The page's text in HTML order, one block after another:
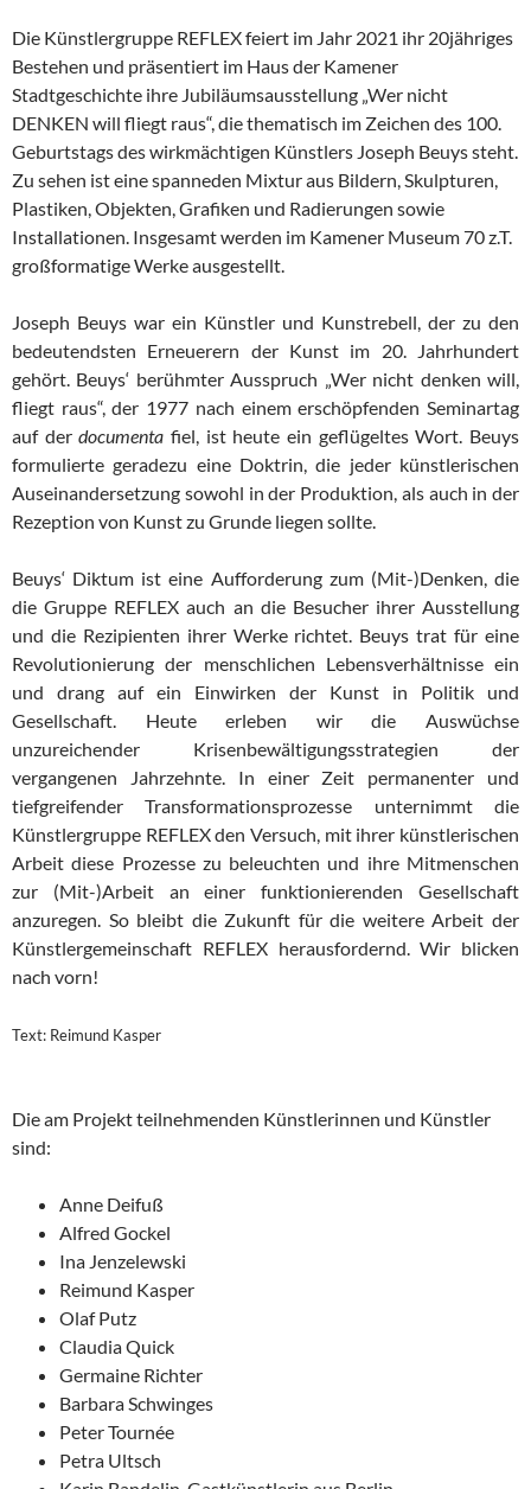
Die Künstlergruppe REFLEX feiert im Jahr 2021 ihr 20jähriges
Bestehen und präsentiert im Haus der Kamener
Stadtgeschichte ihre Jubiläumsausstellung „Wer nicht
DENKEN will fliegt raus“, die thematisch im Zeichen des 100.
Geburtstags des wirkmächtigen Künstlers Joseph Beuys steht.
Zu sehen ist eine spanneden Mixtur aus Bildern, Skulpturen,
Plastiken, Objekten, Grafiken und Radierungen sowie
Installationen. Insgesamt werden im Kamener Museum 70 z.T.
großformatige Werke ausgestellt.
Joseph Beuys war ein Künstler und Kunstrebell, der zu den
bedeutendsten Erneuerern der Kunst im 20. Jahrhundert
gehört. Beuys‘ berühmter Ausspruch „Wer nicht denken will,
fliegt raus“, der 1977 nach einem erschöpfenden Seminartag
auf derdocumenta fiel, ist heute ein geflügeltes Wort. Beuys
formulierte geradezu eine Doktrin, die jeder künstlerischen
Auseinandersetzung sowohl in der Produktion, als auch in der
Rezeption von Kunst zu Grunde liegen sollte.
Beuys‘ Diktum ist eine Aufforderung zum (Mit-)Denken, die
die Gruppe REFLEX auch an die Besucher ihrer Ausstellung
und die Rezipienten ihrer Werke richtet. Beuys trat für eine
Revolutionierung der menschlichen Lebensverhältnisse ein
und drang auf ein Einwirken der Kunst in Politik und
Gesellschaft. Heute erleben wir die Auswüchse
unzureichender Krisenbewältigungsstrategien der
vergangenen Jahrzehnte. In einer Zeit permanenter und
tiefgreifender Transformationsprozesse unternimmt die
Künstlergruppe REFLEX den Versuch, mit ihrer künstlerischen
Arbeit diese Prozesse zu beleuchten und ihre Mitmenschen
zur (Mit-)Arbeit an einer funktionierenden Gesellschaft
anzuregen. So bleibt die Zukunft für die weitere Arbeit der
Künstlergemeinschaft REFLEX herausfordernd. Wir blicken
nach vorn!
Text: Reimund Kasper
Die am Projekt teilnehmenden Künstlerinnen und Künstler
sind:
Anne Deifuß
Alfred Gockel
Ina Jenzelewski
Reimund Kasper
Olaf Putz
Claudia Quick
Germaine Richter
Barbara Schwinges
Peter Tournée
Petra Ultsch